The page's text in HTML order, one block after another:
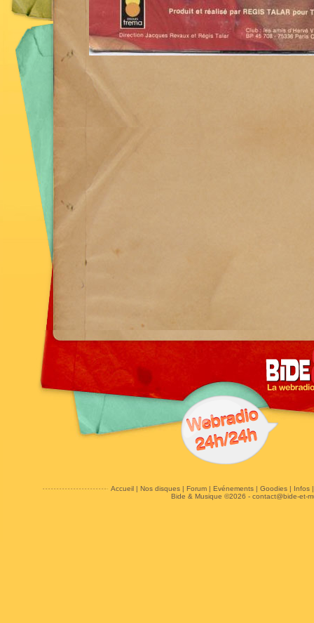
Accueil| Nos disques| Forum| Evénements| Goodies| Infos
Bide & Musique ©2026 - contact@bide-et-